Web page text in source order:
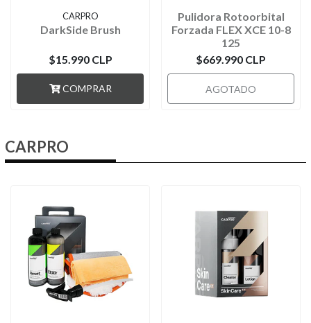
CARPRO
DarkSide Brush
$15.990 CLP
COMPRAR
Pulidora Rotoorbital
Forzada FLEX XCE 10-8
125
$669.990 CLP
AGOTADO
CARPRO